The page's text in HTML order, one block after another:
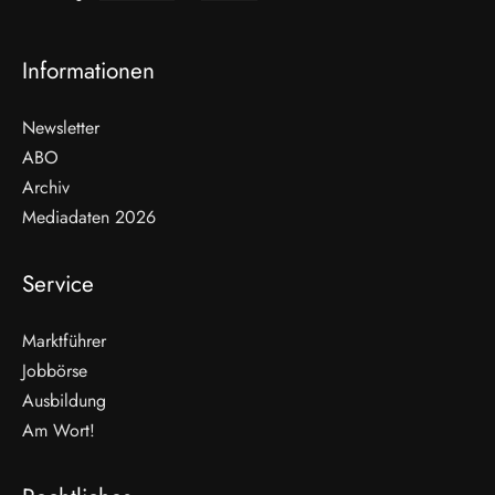
Informationen
Newsletter
ABO
Archiv
Mediadaten 2026
Service
Marktführer
Jobbörse
Ausbildung
Am Wort!